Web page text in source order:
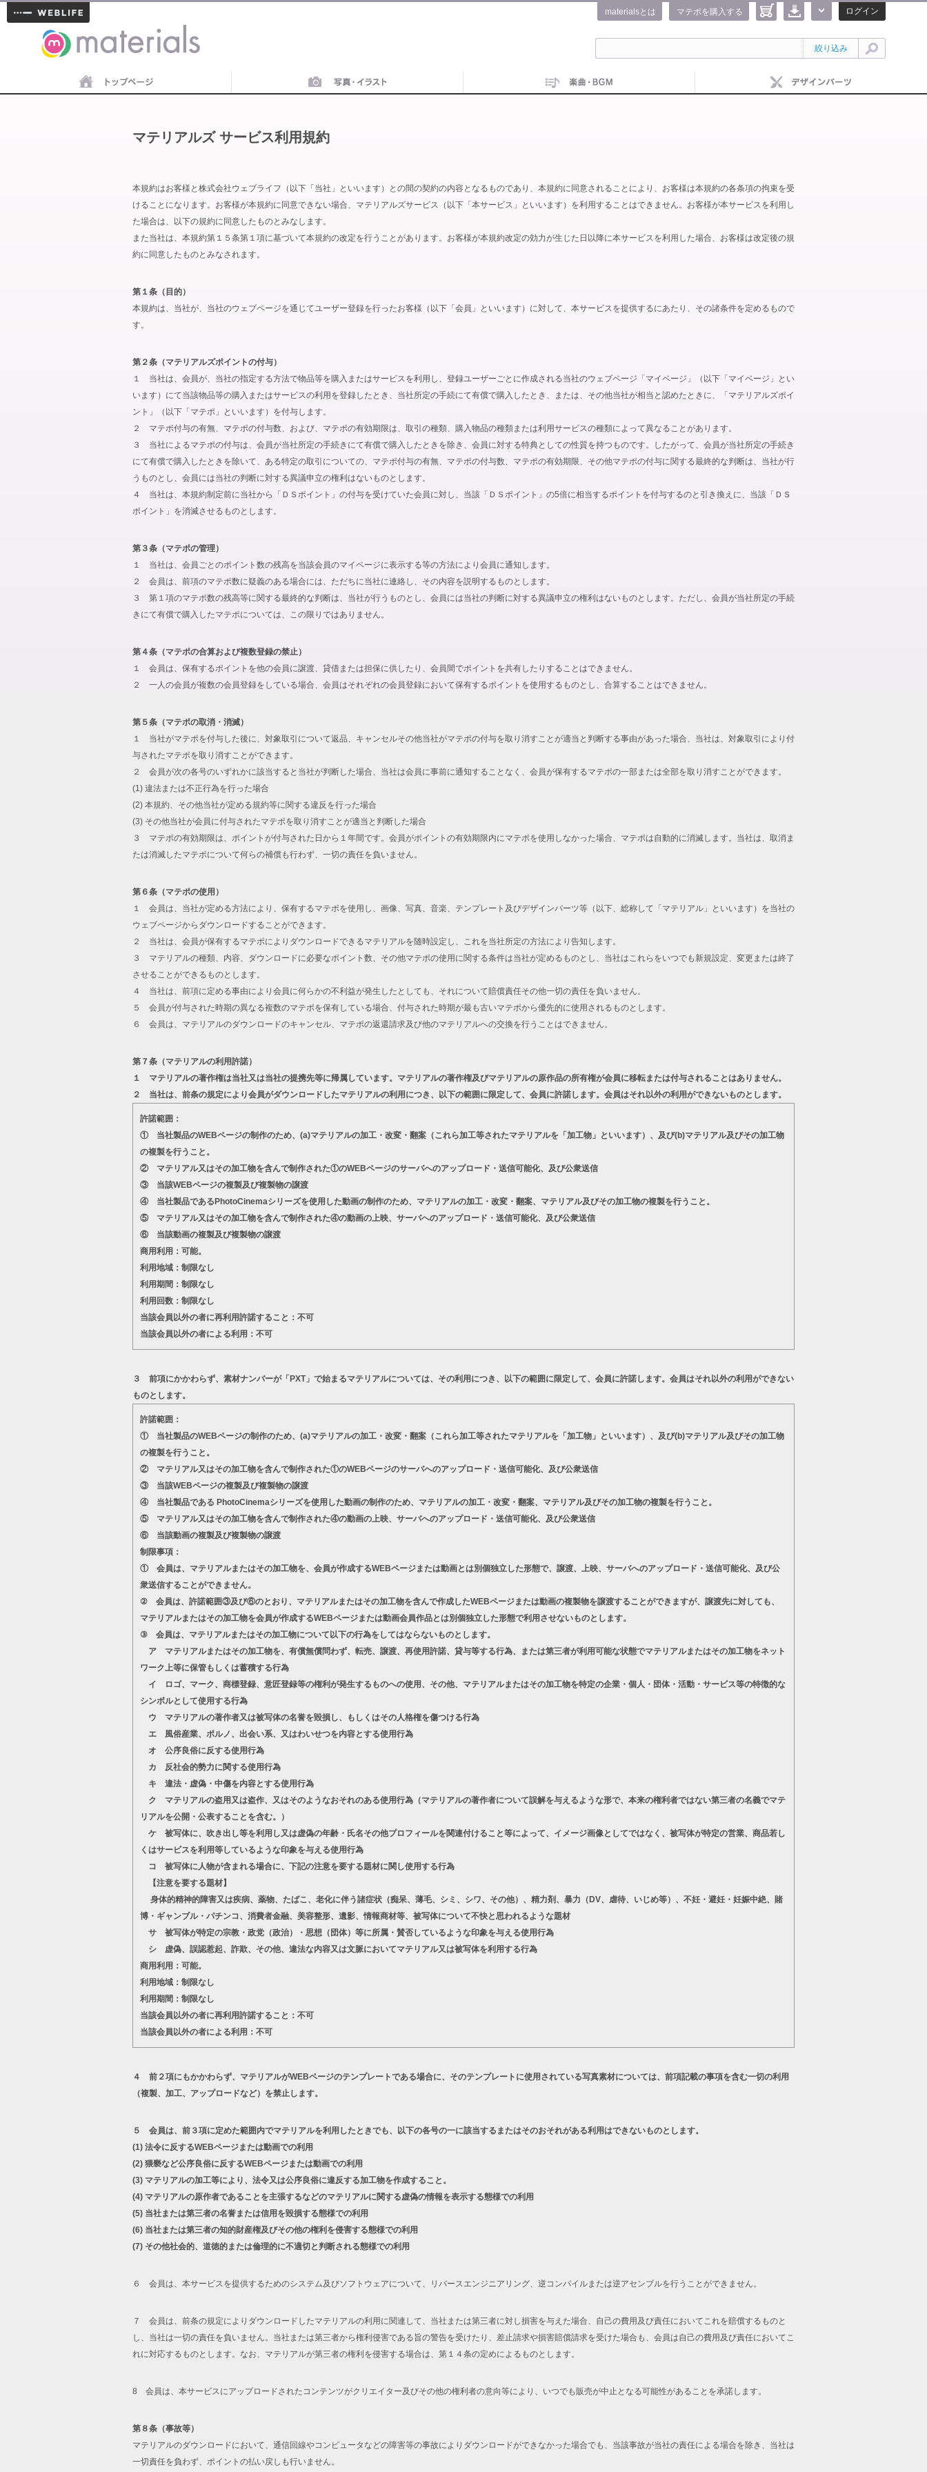
materials
ログイン
マテポを購入する
materialsとは
絞り込み
マテリアルズ サービス利用規約
本規約はお客様と株式会社ウェブライフ（以下「当社」といいます）との間の契約の内容となるものであり、本規約に同意されることにより、お客様は本規約の各条項の拘束を受
けることになります。お客様が本規約に同意できない場合、マテリアルズサービス（以下「本サービス」といいます）を利用することはできません。お客様が本サービスを利用し
た場合は、以下の規約に同意したものとみなします。
また当社は、本規約第１５条第１項に基づいて本規約の改定を行うことがあります。お客様が本規約改定の効力が生じた日以降に本サービスを利用した場合、お客様は改定後の規
約に同意したものとみなされます。
第１条（目的）
本規約は、当社が、当社のウェブページを通じてユーザー登録を行ったお客様（以下「会員」といいます）に対して、本サービスを提供するにあたり、その諸条件を定めるもので
す。
第２条（マテリアルズポイントの付与）
１ 当社は、会員が、当社の指定する方法で物品等を購入またはサービスを利用し、登録ユーザーごとに作成される当社のウェブページ「マイページ」（以下「マイページ」とい
います）にて当該物品等の購入またはサービスの利用を登録したとき、当社所定の手続にて有償で購入したとき、または、その他当社が相当と認めたときに、「マテリアルズポイ
ント」（以下「マテポ」といいます）を付与します。
２ マテポ付与の有無、マテポの付与数、および、マテポの有効期限は、取引の種類、購入物品の種類または利用サービスの種類によって異なることがあります。
３ 当社によるマテポの付与は、会員が当社所定の手続きにて有償で購入したときを除き、会員に対する特典としての性質を持つものです。したがって、会員が当社所定の手続き
にて有償で購入したときを除いて、ある特定の取引についての、マテポ付与の有無、マテポの付与数、マテポの有効期限、その他マテポの付与に関する最終的な判断は、当社が行
うものとし、会員には当社の判断に対する異議申立の権利はないものとします。
４ 当社は、本規約制定前に当社から「ＤＳポイント」の付与を受けていた会員に対し、当該「ＤＳポイント」の5倍に相当するポイントを付与するのと引き換えに、当該「ＤＳ
ポイント」を消滅させるものとします。
第３条（マテポの管理）
１ 当社は、会員ごとのポイント数の残高を当該会員のマイページに表示する等の方法により会員に通知します。
２ 会員は、前項のマテポ数に疑義のある場合には、ただちに当社に連絡し、その内容を説明するものとします。
３ 第１項のマテポ数の残高等に関する最終的な判断は、当社が行うものとし、会員には当社の判断に対する異議申立の権利はないものとします。ただし、会員が当社所定の手続
きにて有償で購入したマテポについては、この限りではありません。
第４条（マテポの合算および複数登録の禁止）
１ 会員は、保有するポイントを他の会員に譲渡、貸借または担保に供したり、会員間でポイントを共有したりすることはできません。
２ 一人の会員が複数の会員登録をしている場合、会員はそれぞれの会員登録において保有するポイントを使用するものとし、合算することはできません。
第５条（マテポの取消・消滅）
１ 当社がマテポを付与した後に、対象取引について返品、キャンセルその他当社がマテポの付与を取り消すことが適当と判断する事由があった場合、当社は、対象取引により付
与されたマテポを取り消すことができます。
２ 会員が次の各号のいずれかに該当すると当社が判断した場合、当社は会員に事前に通知することなく、会員が保有するマテポの一部または全部を取り消すことができます。
(1) 違法または不正行為を行った場合
(2) 本規約、その他当社が定める規約等に関する違反を行った場合
(3) その他当社が会員に付与されたマテポを取り消すことが適当と判断した場合
３ マテポの有効期限は、ポイントが付与された日から１年間です。会員がポイントの有効期限内にマテポを使用しなかった場合、マテポは自動的に消滅します。当社は、取消ま
たは消滅したマテポについて何らの補償も行わず、一切の責任を負いません。
第６条（マテポの使用）
１ 会員は、当社が定める方法により、保有するマテポを使用し、画像、写真、音楽、テンプレート及びデザインパーツ等（以下、総称して「マテリアル」といいます）を当社の
ウェブページからダウンロードすることができます。
２ 当社は、会員が保有するマテポによりダウンロードできるマテリアルを随時設定し、これを当社所定の方法により告知します。
３ マテリアルの種類、内容、ダウンロードに必要なポイント数、その他マテポの使用に関する条件は当社が定めるものとし、当社はこれらをいつでも新規設定、変更または終了
させることができるものとします。
４ 当社は、前項に定める事由により会員に何らかの不利益が発生したとしても、それについて賠償責任その他一切の責任を負いません。
５ 会員が付与された時期の異なる複数のマテポを保有している場合、付与された時期が最も古いマテポから優先的に使用されるものとします。
６ 会員は、マテリアルのダウンロードのキャンセル、マテポの返還請求及び他のマテリアルへの交換を行うことはできません。
第７条（マテリアルの利用許諾）
１ マテリアルの著作権は当社又は当社の提携先等に帰属しています。マテリアルの著作権及びマテリアルの原作品の所有権が会員に移転または付与されることはありません。
２ 当社は、前条の規定により会員がダウンロードしたマテリアルの利用につき、以下の範囲に限定して、会員に許諾します。会員はそれ以外の利用ができないものとします。
許諾範囲：
① 当社製品のWEBページの制作のため、(a)マテリアルの加工・改変・翻案（これら加工等されたマテリアルを「加工物」といいます）、及び(b)マテリアル及びその加工物
の複製を行うこと。
② マテリアル又はその加工物を含んで制作された①のWEBページのサーバへのアップロード・送信可能化、及び公衆送信
③ 当該WEBページの複製及び複製物の譲渡
④ 当社製品であるPhotoCinemaシリーズを使用した動画の制作のため、マテリアルの加工・改変・翻案、マテリアル及びその加工物の複製を行うこと。
⑤ マテリアル又はその加工物を含んで制作された④の動画の上映、サーバへのアップロード・送信可能化、及び公衆送信
⑥ 当該動画の複製及び複製物の譲渡
商用利用：可能。
利用地域：制限なし
利用期間：制限なし
利用回数：制限なし
当該会員以外の者に再利用許諾すること：不可
当該会員以外の者による利用：不可
３ 前項にかかわらず、素材ナンバーが「PXT」で始まるマテリアルについては、その利用につき、以下の範囲に限定して、会員に許諾します。会員はそれ以外の利用ができない
ものとします。
許諾範囲：
① 当社製品のWEBページの制作のため、(a)マテリアルの加工・改変・翻案（これら加工等されたマテリアルを「加工物」といいます）、及び(b)マテリアル及びその加工物
の複製を行うこと。
② マテリアル又はその加工物を含んで制作された①のWEBページのサーバへのアップロード・送信可能化、及び公衆送信
③ 当該WEBページの複製及び複製物の譲渡
④ 当社製品である PhotoCinemaシリーズを使用した動画の制作のため、マテリアルの加工・改変・翻案、マテリアル及びその加工物の複製を行うこと。
⑤ マテリアル又はその加工物を含んで制作された④の動画の上映、サーバへのアップロード・送信可能化、及び公衆送信
⑥ 当該動画の複製及び複製物の譲渡
制限事項：
① 会員は、マテリアルまたはその加工物を、会員が作成するWEBページまたは動画とは別個独立した形態で、譲渡、上映、サーバへのアップロード・送信可能化、及び公
衆送信することができません。
② 会員は、許諾範囲③及び⑥のとおり、マテリアルまたはその加工物を含んで作成したWEBページまたは動画の複製物を譲渡することができますが、譲渡先に対しても、
マテリアルまたはその加工物を会員が作成するWEBページまたは動画会員作品とは別個独立した形態で利用させないものとします。
③ 会員は、マテリアルまたはその加工物について以下の行為をしてはならないものとします。
ア マテリアルまたはその加工物を、有償無償問わず、転売、譲渡、再使用許諾、貸与等する行為、または第三者が利用可能な状態でマテリアルまたはその加工物をネット
ワーク上等に保管もしくは蓄積する行為
イ ロゴ、マーク、商標登録、意匠登録等の権利が発生するものへの使用、その他、マテリアルまたはその加工物を特定の企業・個人・団体・活動・サービス等の特徴的な
シンボルとして使用する行為
ウ マテリアルの著作者又は被写体の名誉を毀損し、もしくはその人格権を傷つける行為
エ 風俗産業、ポルノ、出会い系、又はわいせつを内容とする使用行為
オ 公序良俗に反する使用行為
カ 反社会的勢力に関する使用行為
キ 違法・虚偽・中傷を内容とする使用行為
ク マテリアルの盗用又は盗作、又はそのようなおそれのある使用行為（マテリアルの著作者について誤解を与えるような形で、本来の権利者ではない第三者の名義でマテ
リアルを公開・公表することを含む。）
ケ 被写体に、吹き出し等を利用し又は虚偽の年齢・氏名その他プロフィールを関連付けること等によって、イメージ画像としてではなく、被写体が特定の営業、商品若し
くはサービスを利用等しているような印象を与える使用行為
コ 被写体に人物が含まれる場合に、下記の注意を要する題材に関し使用する行為
【注意を要する題材】
身体的精神的障害又は疾病、薬物、たばこ、老化に伴う諸症状（痴呆、薄毛、シミ、シワ、その他）、精力剤、暴力（DV、虐待、いじめ等）、不妊・避妊・妊娠中絶、賭
博・ギャンブル・パチンコ、消費者金融、美容整形、遺影、情報商材等、被写体について不快と思われるような題材
サ 被写体が特定の宗教・政党（政治）・思想（団体）等に所属・賛否しているような印象を与える使用行為
シ 虚偽、誤認惹起、詐欺、その他、違法な内容又は文脈においてマテリアル又は被写体を利用する行為
商用利用：可能。
利用地域：制限なし
利用期間：制限なし
当該会員以外の者に再利用許諾すること：不可
当該会員以外の者による利用：不可
４ 前２項にもかかわらず、マテリアルがWEBページのテンプレートである場合に、そのテンプレートに使用されている写真素材については、前項記載の事項を含む一切の利用
（複製、加工、アップロードなど）を禁止します。
５ 会員は、前３項に定めた範囲内でマテリアルを利用したときでも、以下の各号の一に該当するまたはそのおそれがある利用はできないものとします。
(1) 法令に反するWEBページまたは動画での利用
(2) 猥褻など公序良俗に反するWEBページまたは動画での利用
(3) マテリアルの加工等により、法令又は公序良俗に違反する加工物を作成すること。
(4) マテリアルの原作者であることを主張するなどのマテリアルに関する虚偽の情報を表示する態様での利用
(5) 当社または第三者の名誉または信用を毀損する態様での利用
(6) 当社または第三者の知的財産権及びその他の権利を侵害する態様での利用
(7) その他社会的、道徳的または倫理的に不適切と判断される態様での利用
６ 会員は、本サービスを提供するためのシステム及びソフトウェアについて、リバースエンジニアリング、逆コンパイルまたは逆アセンブルを行うことができません。
７ 会員は、前条の規定によりダウンロードしたマテリアルの利用に関連して、当社または第三者に対し損害を与えた場合、自己の費用及び責任においてこれを賠償するものと
し、当社は一切の責任を負いません。当社または第三者から権利侵害である旨の警告を受けたり、差止請求や損害賠償請求を受けた場合も、会員は自己の費用及び責任においてこ
れに対応するものとします。なお、マテリアルが第三者の権利を侵害する場合は、第１４条の定めによるものとします。
8 会員は、本サービスにアップロードされたコンテンツがクリエイター及びその他の権利者の意向等により、いつでも販売が中止となる可能性があることを承諾します。
第８条（事故等）
マテリアルのダウンロードにおいて、通信回線やコンピュータなどの障害等の事故によりダウンロードができなかった場合でも、当該事故が当社の責任による場合を除き、当社は
一切責任を負わず、ポイントの払い戻しも行いません。